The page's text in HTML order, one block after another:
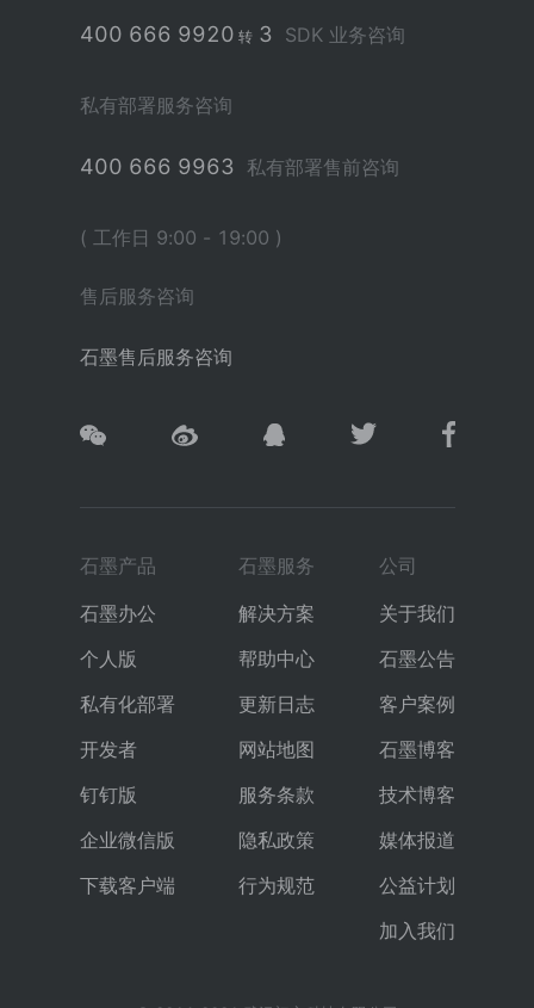
400 666 9920 转3 SDK 业务咨询
私有部署服务咨询
400 666 9963 私有部署售前咨询
( 工作日 9:00 - 19:00 )
售后服务咨询
石墨售后服务咨询
石墨产品
石墨办公
个人版
私有化部署
开发者
钉钉版
企业微信版
下载客户端
石墨服务
解决方案
帮助中心
更新日志
网站地图
服务条款
隐私政策
行为规范
公司
关于我们
石墨公告
客户案例
石墨博客
技术博客
媒体报道
公益计划
加入我们